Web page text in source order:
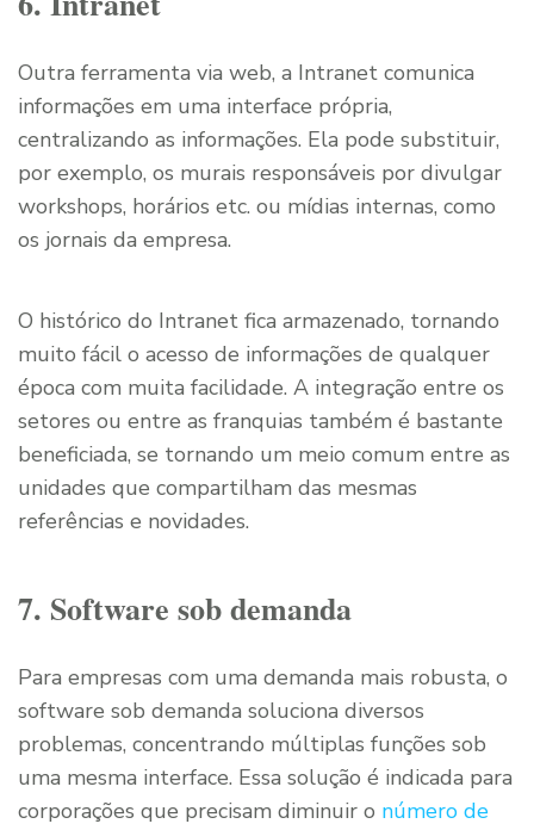
Outra ferramenta via web, a Intranet comunica
informações em uma interface própria,
centralizando as informações. Ela pode substituir,
por exemplo, os murais responsáveis por divulgar
workshops, horários etc. ou mídias internas, como
os jornais da empresa.
O histórico do Intranet fica armazenado, tornando
muito fácil o acesso de informações de qualquer
época com muita facilidade. A integração entre os
setores ou entre as franquias também é bastante
beneficiada, se tornando um meio comum entre as
unidades que compartilham das mesmas
referências e novidades.
7. Software sob demanda
Para empresas com uma demanda mais robusta, o
software sob demanda soluciona diversos
problemas, concentrando múltiplas funções sob
uma mesma interface. Essa solução é indicada para
corporações que precisam diminuir o número de